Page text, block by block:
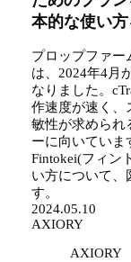
本的な使い方
プロップファー
は、2024年4月
なりました。
作速度が速く、
敏性が求められ
ーに向いていま
Fintokei(フィン
い方について、
す。
2024.05.10
AXIORY
AXIORY